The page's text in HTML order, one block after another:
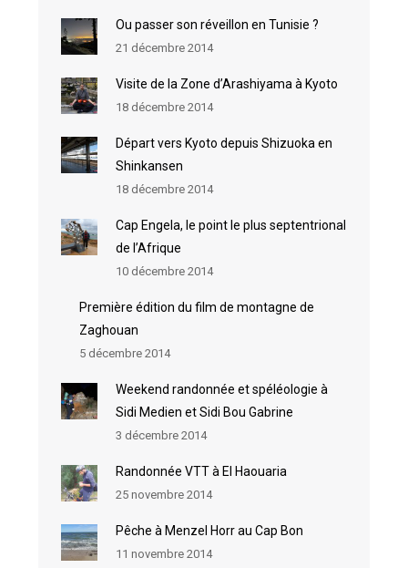
Ou passer son réveillon en Tunisie ?
21 décembre 2014
Visite de la Zone d’Arashiyama à Kyoto
18 décembre 2014
Départ vers Kyoto depuis Shizuoka en
Shinkansen
18 décembre 2014
Cap Engela, le point le plus septentrional
de l’Afrique
10 décembre 2014
Première édition du film de montagne de
Zaghouan
5 décembre 2014
Weekend randonnée et spéléologie à
Sidi Medien et Sidi Bou Gabrine
3 décembre 2014
Randonnée VTT à El Haouaria
25 novembre 2014
Pêche à Menzel Horr au Cap Bon
11 novembre 2014